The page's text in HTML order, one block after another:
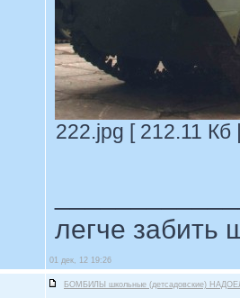
222.jpg [ 212.11
легче забить
01 дек, 12 19:26
БОМБИЛЫ школьные (детсадовские)